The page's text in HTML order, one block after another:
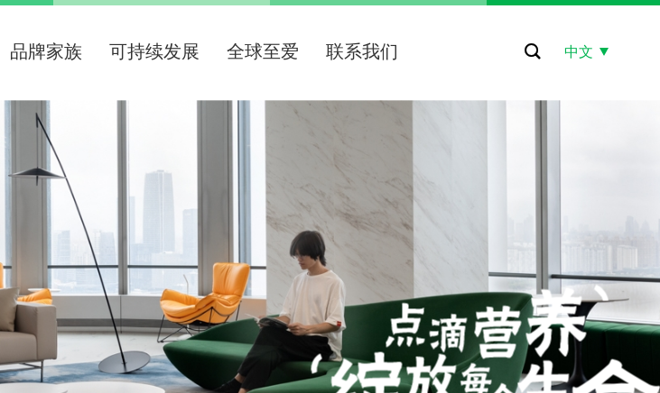
品牌家族 可持续发展 全球至爱 联系我们 中文